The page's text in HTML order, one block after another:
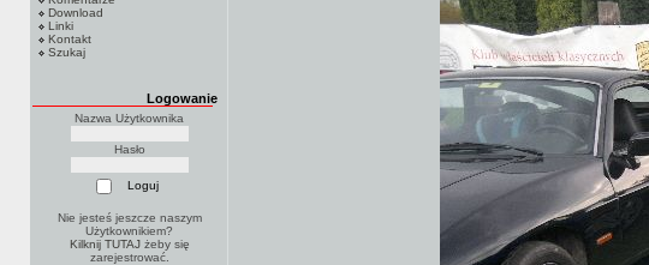
Download
Linki
Kontakt
Szukaj
Logowanie
Nazwa Użytkownika
Hasło
Nie jesteś jeszcze naszym
Użytkownikiem?
Kilknij TUTAJżeby się
zarejestrować.